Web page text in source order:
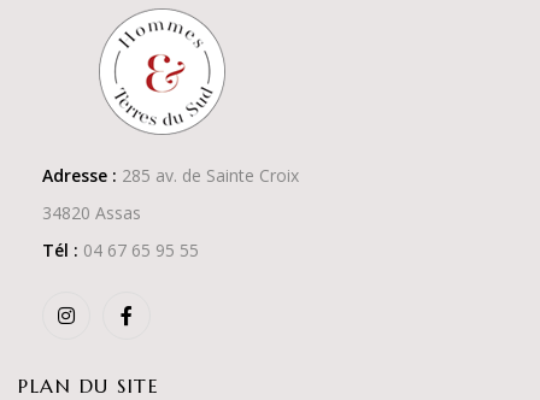
Adresse : 285 av. de Sainte Croix
34820 Assas
Tél : 04 67 65 95 55
PLAN DU SITE